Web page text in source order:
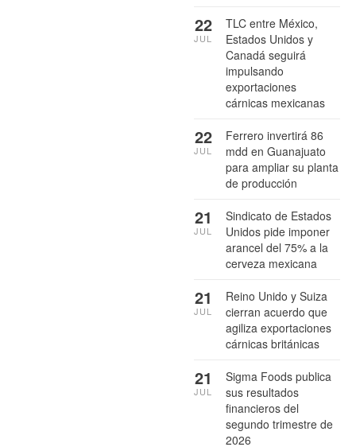
TLC entre México,
Estados Unidos y
Canadá seguirá
impulsando
exportaciones
cárnicas mexicanas
22
JUL
Ferrero invertirá 86
mdd en Guanajuato
para ampliar su planta
de producción
22
JUL
Sindicato de Estados
Unidos pide imponer
arancel del 75% a la
cerveza mexicana
21
JUL
Reino Unido y Suiza
cierran acuerdo que
agiliza exportaciones
cárnicas británicas
21
JUL
Sigma Foods publica
sus resultados
financieros del
segundo trimestre de
2026
21
JUL